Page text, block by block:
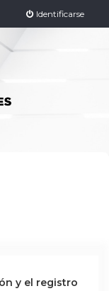
Identificarse
y el registro